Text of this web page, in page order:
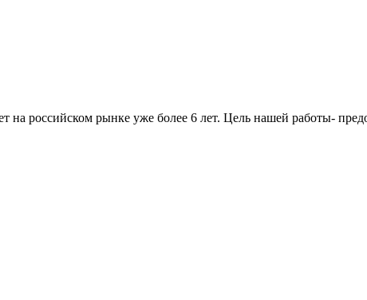
на российском рынке уже более 6 лет. Цель нашей работы-